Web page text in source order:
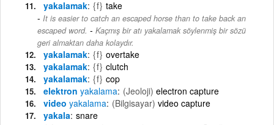
yakalamak {f} take
It is easier to catch an escaped horse than to take back an
escaped word. - Kaçmış bir atı yakalamak söylenmiş bir sözü
geri almaktan daha kolaydır.
yakalamak {f} overtake
yakalamak {f} clutch
yakalamak {f} cop
elektron yakalama (Jeoloji) electron capture
video yakalama (Bilgisayar) video capture
yakala snare